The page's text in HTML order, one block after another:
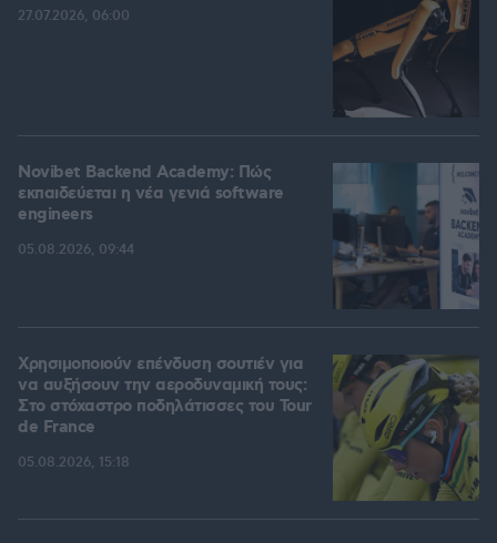
27.07.2026, 06:00
Novibet Backend Academy: Πώς
εκπαιδεύεται η νέα γενιά software
engineers
05.08.2026, 09:44
Χρησιμοποιούν επένδυση σουτιέν για
να αυξήσουν την αεροδυναμική τους:
Στο στόχαστρο ποδηλάτισσες του Tour
de France
05.08.2026, 15:18